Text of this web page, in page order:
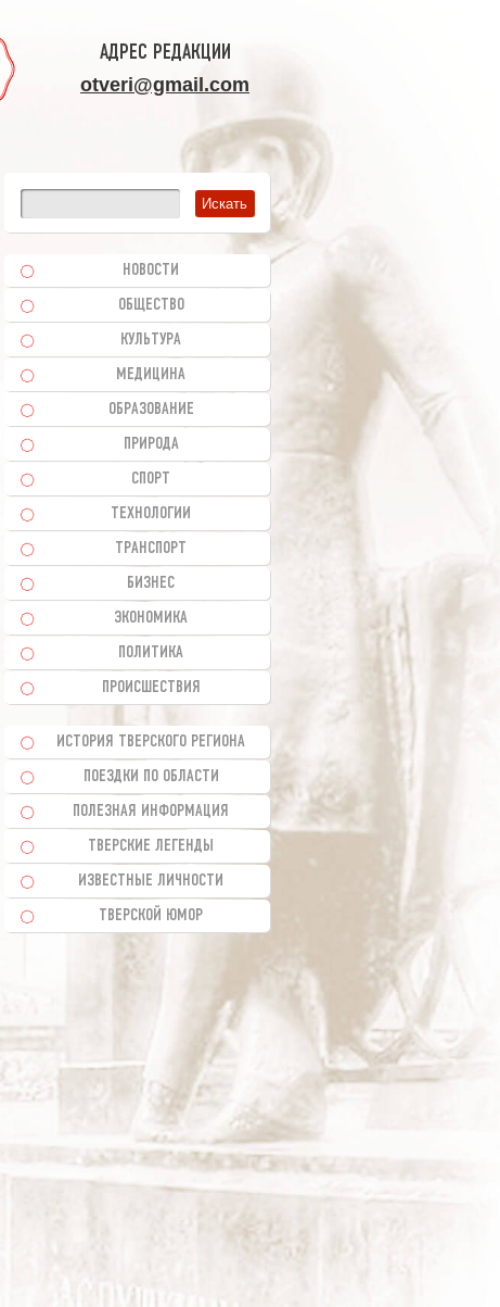
АДРЕС РЕДАКЦИИ
otveri@gmail.com
НОВОСТИ
ОБЩЕСТВО
КУЛЬТУРА
МЕДИЦИНА
ОБРАЗОВАНИЕ
ПРИРОДА
СПОРТ
ТЕХНОЛОГИИ
ТРАНСПОРТ
БИЗНЕС
ЭКОНОМИКА
ПОЛИТИКА
ПРОИСШЕСТВИЯ
ИСТОРИЯ ТВЕРСКОГО РЕГИОНА
ПОЕЗДКИ ПО ОБЛАСТИ
ПОЛЕЗНАЯ ИНФОРМАЦИЯ
ТВЕРСКИЕ ЛЕГЕНДЫ
ИЗВЕСТНЫЕ ЛИЧНОСТИ
ТВЕРСКОЙ ЮМОР